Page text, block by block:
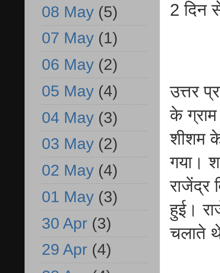
2 दिन
उत्तर
के
शीशम
गया।
राजेंद्र
हुई।
चलाते
08 May (5)
07 May (1)
06 May (2)
05 May (4)
04 May (3)
03 May (2)
02 May (4)
01 May (3)
30 Apr (3)
29 Apr (4)